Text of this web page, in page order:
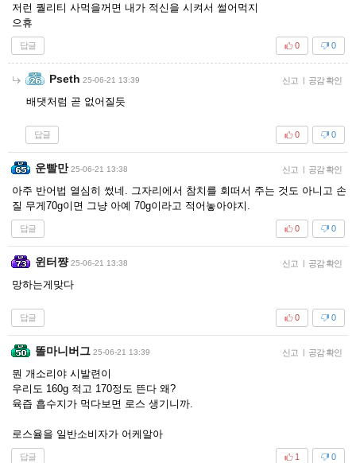
저런 퀄리티 사먹을꺼면 내가 적신을 시켜서 썰어먹지
으휴
답글 0
0
Pseth 25-06-21 13:39 신고 | 공감 확인
배댓처럼 곧 없어질듯
답글 0
0
운빨만 25-06-21 13:38 신고 | 공감 확인
아주 반어법 열심히 썼네. 그자리에서 참치를 회떠서 주는 것도 아니고 손
질 무게70g이면 그냥 아예 70g이라고 적어놓아야지.
답글 0
0
윈터쨩 25-06-21 13:38 신고 | 공감 확인
망하는게맞다
답글 0
0
똘마니버그 25-06-21 13:39 신고 | 공감 확인
뭔 개소리야 시발련이
우리도 160g 적고 170정도 뜬다 왜?
육즙 흡수지가 먹다보면 로스 생기니까.
로스율을 일반소비자가 어케알아
답글 0
1